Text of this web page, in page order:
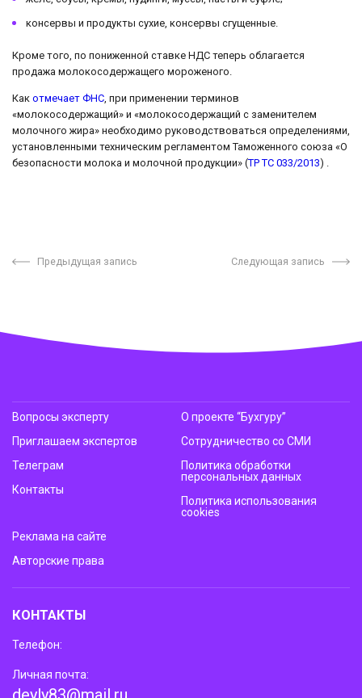
консервы и продукты сухие, консервы сгущенные.
Кроме того, по пониженной ставке НДС теперь облагается
продажа молокосодержащего мороженого.
Как отмечает ФНС , при применении терминов
«молокосодержащий» и «молокосодержащий с заменителем
молочного жира» необходимо руководствоваться определениями,
установленными техническим регламентом Таможенного союза «О
безопасности молока и молочной продукции» (ТР ТС 033/2013) .
Предыдущая запись Следующая запись
Вопросы эксперту
Приглашаем экспертов
Телеграм
Контакты
О проекте “Бухгуру”
Сотрудничество со СМИ
Политика обработки
персональных данных
Политика использования
cookies
Реклама на сайте
Авторские права
КОНТАКТЫ
Телефон:
Личная почта: